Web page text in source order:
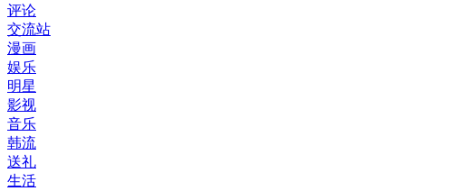
评论
交流站
漫画
娱乐
明星
影视
音乐
韩流
送礼
生活